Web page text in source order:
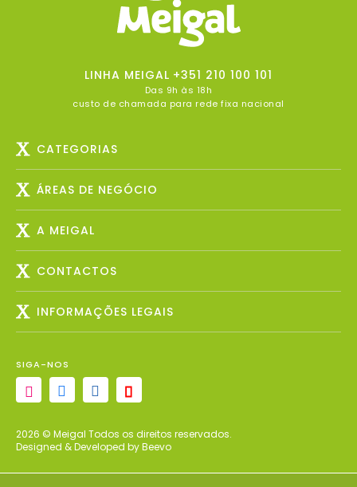
LINHA MEIGAL +351 210 100 101
Das 9h às 18h
custo de chamada para rede fixa nacional
CATEGORIAS
ÁREAS DE NEGÓCIO
A MEIGAL
CONTACTOS
INFORMAÇÕES LEGAIS
SIGA-NOS
2026 © Meigal Todos os direitos reservados.
Designed & Developed by Beevo